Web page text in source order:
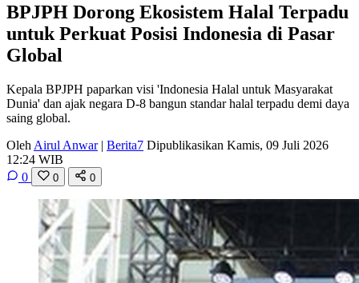
BPJPH Dorong Ekosistem Halal Terpadu
untuk Perkuat Posisi Indonesia di Pasar
Global
Kepala BPJPH paparkan visi 'Indonesia Halal untuk Masyarakat
Dunia' dan ajak negara D-8 bangun standar halal terpadu demi daya
saing global.
Oleh Airul Anwar | Berita7 Dipublikasikan Kamis, 09 Juli 2026
12:24 WIB
0
0 0